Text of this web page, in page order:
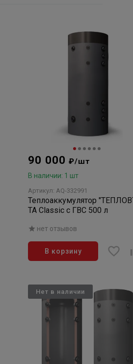
90 000₽/шт
В наличии: 1 шт
Артикул: AQ-332991
Теплоаккумулятор
ТА Classic с ГВС 500 л
нет отзывов
В корзину
Нет в наличии